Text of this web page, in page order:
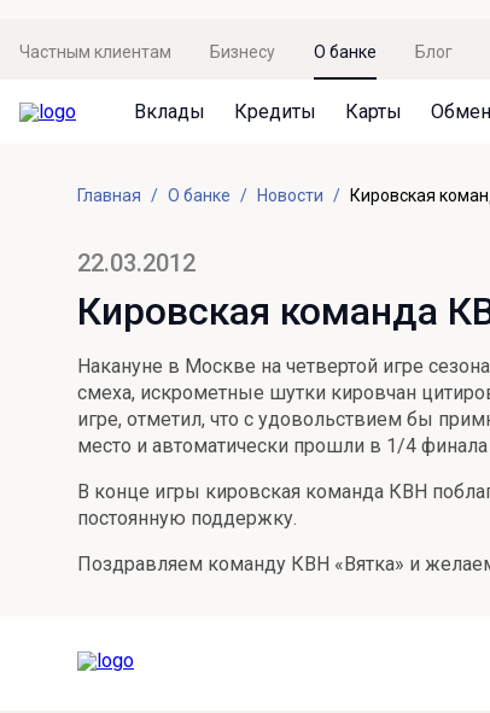
Частным клиентам Бизнесу О банке Блог
Вклады
Не упусти момент
Просто вклад
Накопительный
Отличная стратегия+
Фиксируй доход
Новый старт
Валютный плюс
Онлайн
Кредиты
Кредит под залог недвижимости
Рефинансирование
Кредит на автомобиль
Потребительский кредит
Все кредиты
Карты
Дебетовая карта с пакетом услуг
Премиальная карта Mir Supreme
Пенсионная карта
Все карты
Курсы валют
Бронирование валюты
Курсы валют ЦБ
Оплата кредита
Оценка недвижимости
Подбор новой недвижимости
СБПей
Mir Pay
Госуслуги
Регистрация в ЕБС
Удаленная идентификация
Подтверждение согласия через Госуслуги
Акция «Приведи друга»
Акция «Ставка на бизнес»
Главная О банке Новости Кировская
22.03.2012
Кировская команда
Накануне в Москве на четвертой игре
смеха, искрометные шутки кировчан
игре, отметил, что с удовольствием бы
место и автоматически прошли в 1/4
В конце игры кировская команда КВН
постоянную поддержку.
Поздравляем команду КВН «Вятка» и